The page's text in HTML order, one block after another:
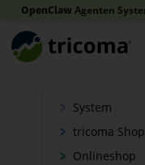
OpenClawAgenten
System
tricoma
Onlineshop